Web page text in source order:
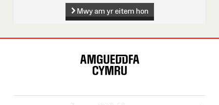
Mwy am yr eitem hon